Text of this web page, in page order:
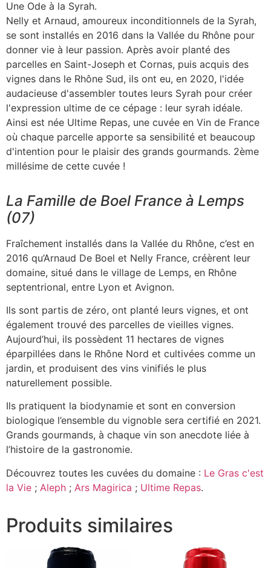
Une Ode à la Syrah.
Nelly et Arnaud, amoureux inconditionnels de la Syrah,
se sont installés en 2016 dans la Vallée du Rhône pour
donner vie à leur passion. Après avoir planté des
parcelles en Saint-Joseph et Cornas, puis acquis des
vignes dans le Rhône Sud, ils ont eu, en 2020, l'idée
audacieuse d'assembler toutes leurs Syrah pour créer
l'expression ultime de ce cépage : leur syrah idéale.
Ainsi est née Ultime Repas, une cuvée en Vin de France
où chaque parcelle apporte sa sensibilité et beaucoup
d'intention pour le plaisir des grands gourmands. 2ème
millésime de cette cuvée !
La Famille de Boel France à Lemps
(07)
Fraîchement installés dans la Vallée du Rhône, c’est en
2016 qu’Arnaud De Boel et Nelly France, créèrent leur
domaine, situé dans le village de Lemps, en Rhône
septentrional, entre Lyon et Avignon.
Ils sont partis de zéro, ont planté leurs vignes, et ont
également trouvé des parcelles de vieilles vignes.
Aujourd’hui, ils possèdent 11 hectares de vignes
éparpillées dans le Rhône Nord et cultivées comme un
jardin, et produisent des vins vinifiés le plus
naturellement possible.
Ils pratiquent la biodynamie et sont en conversion
biologique l’ensemble du vignoble sera certifié en 2021.
Grands gourmands, à chaque vin son anecdote liée à
l’histoire de la gastronomie.
Découvrez toutes les cuvées du domaine : Le Gras c'est
la Vie ; Aleph ; Ars Magirica ; Ultime Repas.
Produits similaires